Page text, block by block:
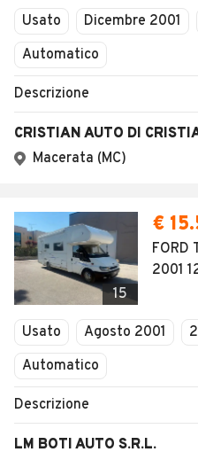
Usato Dicembre 2001
Automatico
Descrizione
CRISTIAN AUTO DI
Macerata (MC)
15
€
FORD
2001
Usato Agosto 2001
Automatico
Descrizione
LM BOTI AUTO S.R.L.